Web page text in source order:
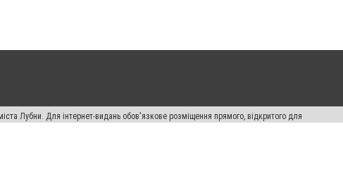
Лубни. Для інтернет-видань обов'язкове розміщення прямого, відкритого для